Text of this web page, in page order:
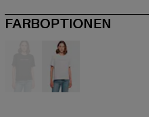
FARBOPTIONEN